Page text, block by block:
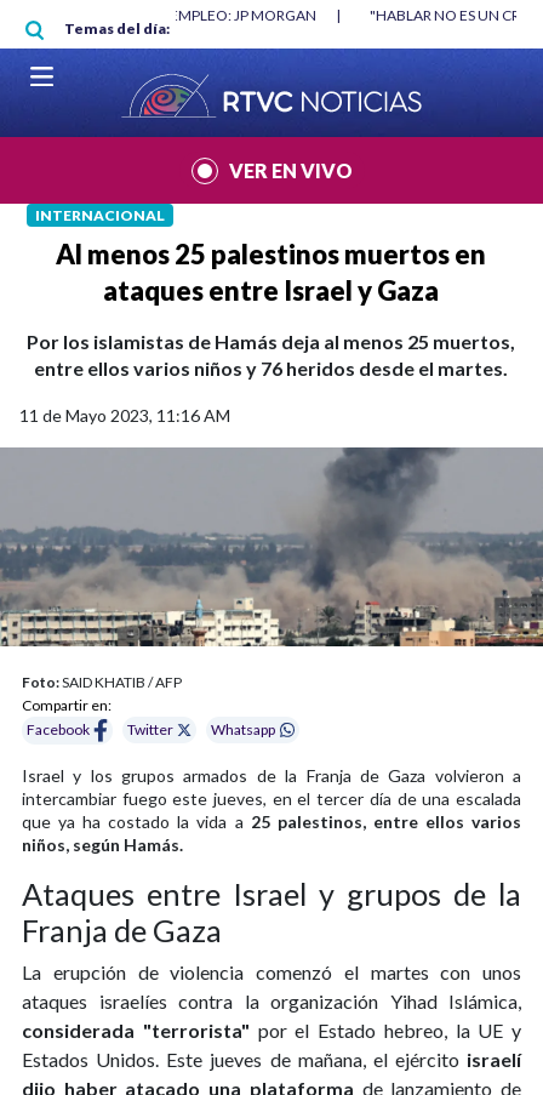
Pasar al contenido principal
Temas del día:
"HABLAR NO ES UN CRIMEN": CARTA DE BETO CORAL |
VER EN VIVO
INTERNACIONAL
Al menos 25 palestinos muertos en
ataques entre Israel y Gaza
Por los islamistas de Hamás deja al menos 25 muertos,
entre ellos varios niños y 76 heridos desde el martes.
11 de Mayo 2023, 11:16 AM
Foto:SAID KHATIB / AFP
Compartir en:
Facebook
Twitter Whatsapp
Israel y los grupos armados de la Franja de Gaza volvieron a
intercambiar fuego este jueves, en el tercer día de una escalada
que ya ha costado la vida a 25 palestinos, entre ellos varios
niños, según Hamás.
Ataques entre Israel y grupos de la
Franja de Gaza
La erupción de violencia comenzó el martes con unos
ataques israelíes contra la organización Yihad Islámica,
considerada "terrorista" por el Estado hebreo, la UE y
Estados Unidos. Este jueves de mañana, el ejército israelí
dijo haber atacado una plataforma de lanzamiento de